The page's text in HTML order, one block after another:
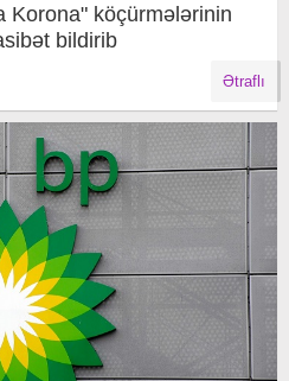
Korona" köçürmələrinin
bildirib
Ətraflı